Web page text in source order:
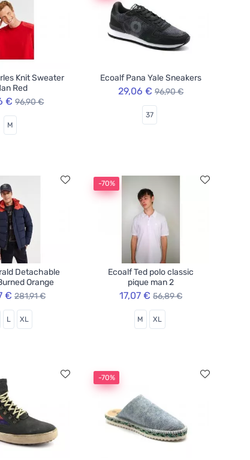
Knit Sweater
Red
€ 96,90 €
M
Ecoalf Pana Yale Sneakers
29,06 € 96,90 €
37
Detachable
Orange
€ 281,91 €
L XL
-70%
Ecoalf Ted polo classic
pique man 2
17,07 € 56,89 €
M XL
-70%